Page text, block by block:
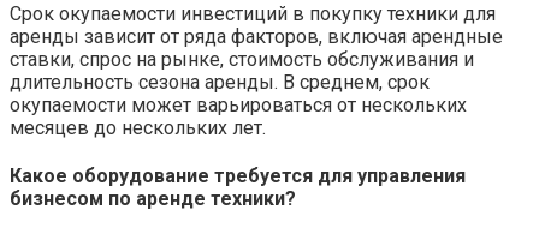
Срок окупаемости инвестиций в покупку техники для
аренды зависит от ряда факторов, включая арендные
ставки, спрос на рынке, стоимость обслуживания и
длительность сезона аренды. В среднем, срок
окупаемости может варьироваться от нескольких
месяцев до нескольких лет.
Какое оборудование требуется для управления
бизнесом по аренде техники?